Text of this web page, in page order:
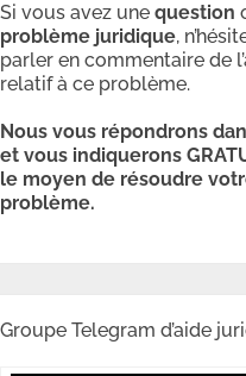
Si vous avez unequestion
problème juridique,
parler en commentaire de
relatif à ce problème.
Nous vous répondrons
et vous indiquerons
le moyen de résoudre
problème.
Groupe Telegram d’aide